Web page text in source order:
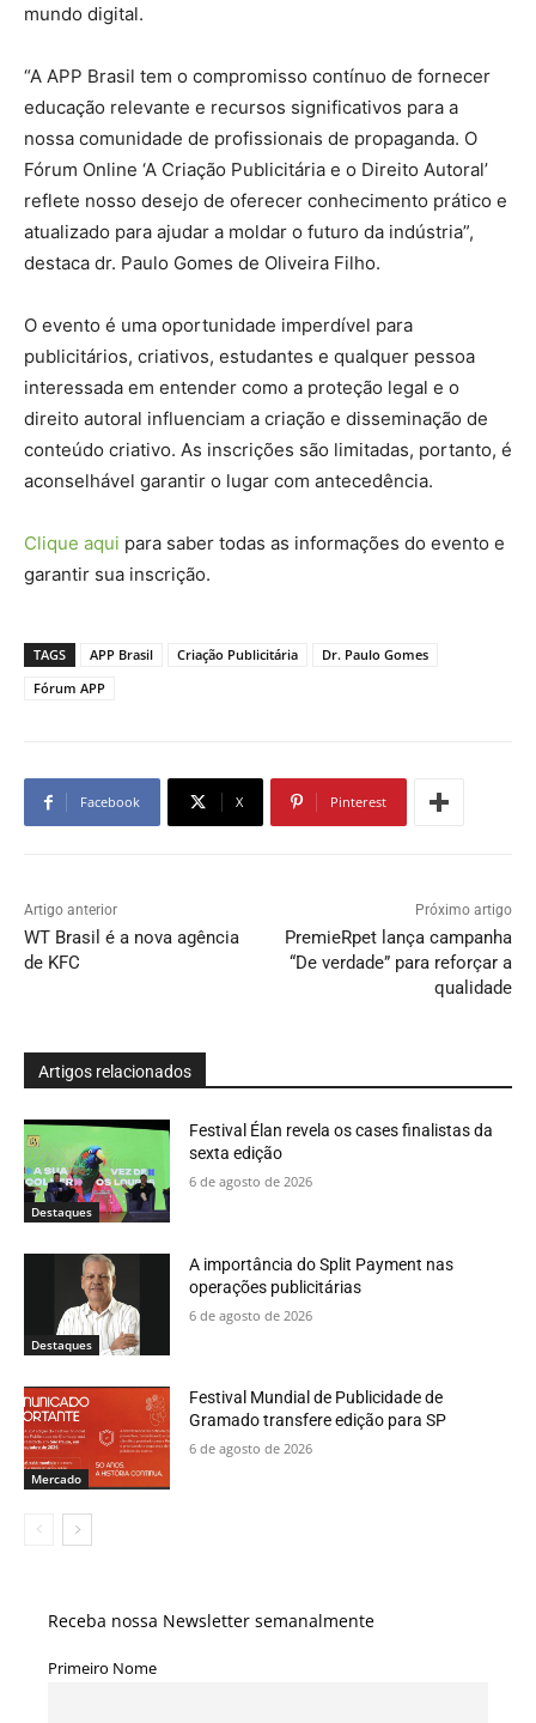
mundo digital.
“A APP Brasil tem o compromisso contínuo de fornecer
educação relevante e recursos significativos para a
nossa comunidade de profissionais de propaganda. O
Fórum Online ‘A Criação Publicitária e o Direito Autoral’
reflete nosso desejo de oferecer conhecimento prático e
atualizado para ajudar a moldar o futuro da indústria”,
destaca dr. Paulo Gomes de Oliveira Filho.
O evento é uma oportunidade imperdível para
publicitários, criativos, estudantes e qualquer pessoa
interessada em entender como a proteção legal e o
direito autoral influenciam a criação e disseminação de
conteúdo criativo. As inscrições são limitadas, portanto, é
aconselhável garantir o lugar com antecedência.
Clique aqui para saber todas as informações do evento e
garantir sua inscrição.
TAGS APP Brasil Criação Publicitária
Dr. Paulo Gomes
Fórum APP
Facebook X Pinterest
Artigo anterior
WT Brasil é a nova agência
de KFC
Próximo artigo
PremieRpet lança campanha
“De verdade” para reforçar a
qualidade
Artigos relacionados
Destaques
Festival Élan revela os cases finalistas da
sexta edição
6 de agosto de 2026
Destaques
A importância do Split Payment nas
operações publicitárias
6 de agosto de 2026
Mercado
Festival Mundial de Publicidade de
Gramado transfere edição para SP
6 de agosto de 2026
Receba nossa Newsletter semanalmente
Primeiro Nome